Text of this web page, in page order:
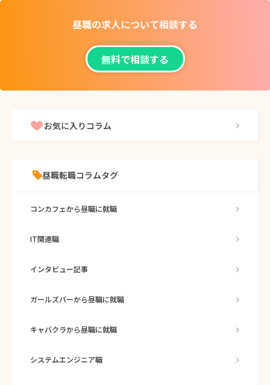
昼職の求人について相談する
無料で相談する
お気に入りコラム
昼職転職コラムタグ
コンカフェから昼職に就職
IT関連職
インタビュー記事
ガールズバーから昼職に就職
キャバクラから昼職に就職
システムエンジニア職